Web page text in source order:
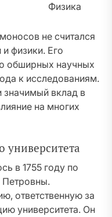
Физика
не считался
физики. Его
обширных научных
к исследованиям.
значимый вклад в
на многих
университета
в 1755 году по
Петровны.
ответственную за
университета. Он